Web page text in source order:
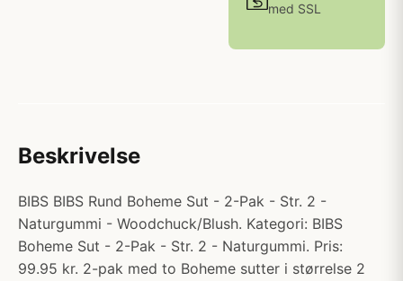
med SSL
Beskrivelse
BIBS BIBS Rund Boheme Sut - 2-Pak - Str. 2 -
Naturgummi - Woodchuck/Blush. Kategori: BIBS
Boheme Sut - 2-Pak - Str. 2 - Naturgummi. Pris:
99.95 kr. 2-pak med to Boheme sutter i størrelse 2